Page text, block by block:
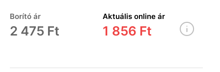
Borító ár
2 475 Ft
Aktuális online ár
1 856 Ft